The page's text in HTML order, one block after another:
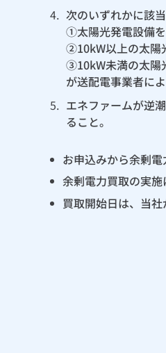
4. 次のいずれかに該
①太陽光発電設備を
②10kW以上の太陽
③10kW未満の太陽
が送配電事業者に
5. エネファームが逆
ること。
お申込みから余剰
余剰電力買取の実施
買取開始日は、当